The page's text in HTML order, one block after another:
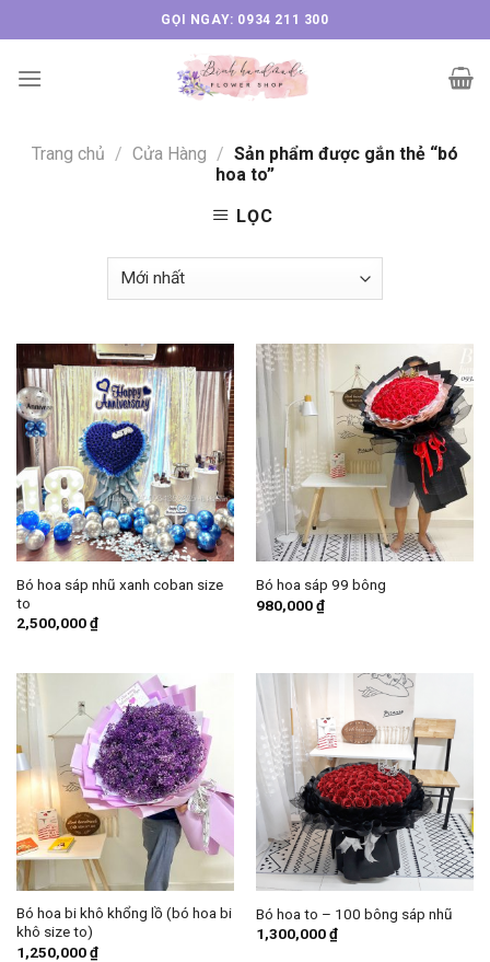
to
content
GỌI NGAY: 0934 211 300
Trang chủ / Cửa Hàng / Sản phẩm được gắn thẻ “bó
hoa to”
LỌC
Bó hoa sáp nhũ xanh coban size
to
2,500,000₫
Bó hoa sáp 99 bông
980,000₫
Bó hoa bi khô khổng lồ (bó hoa bi
khô size to)
1,250,000₫
Bó hoa to – 100 bông sáp nhũ
1,300,000₫